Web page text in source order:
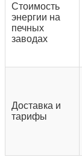
Стоимость
энергии на
печных
заводах
Доставка и
тарифы